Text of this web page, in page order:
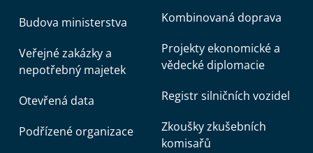
Budova ministerstva
Veřejné zakázky a
nepotřebný majetek
Otevřená data
Podřízené organizace
Kombinovaná doprava
Projekty ekonomické a
vědecké diplomacie
Registr silničních vozidel
Zkoušky zkušebních
komisařů